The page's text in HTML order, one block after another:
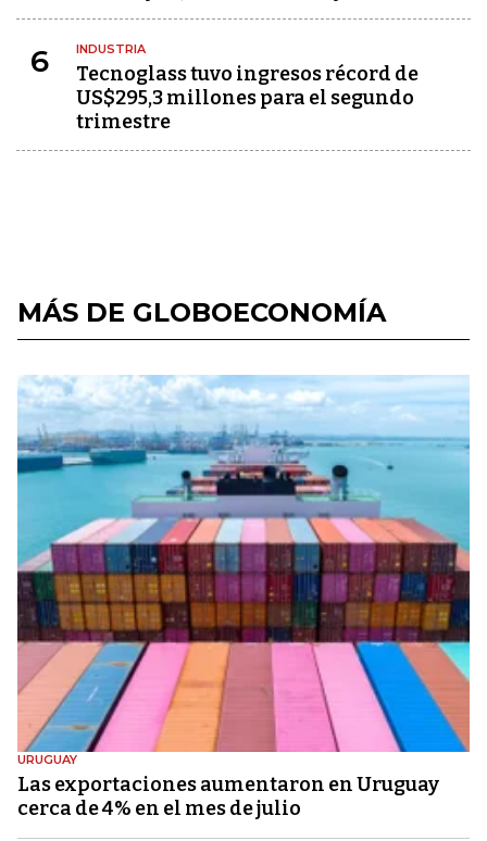
6 INDUSTRIA
Tecnoglass tuvo ingresos récord de
US$295,3 millones para el segundo
trimestre
MÁS DE GLOBOECONOMÍA
URUGUAY
Las exportaciones aumentaron en Uruguay
cerca de 4% en el mes de julio